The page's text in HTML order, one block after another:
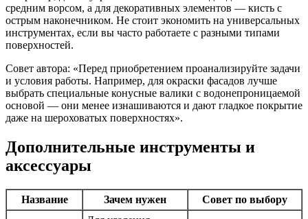
средним ворсом, а для декоративных элементов — кисть с
острым наконечником. Не стоит экономить на универсальных
инструментах, если вы часто работаете с разными типами
поверхностей.
Совет автора: «Перед приобретением проанализируйте задачи
и условия работы. Например, для окраски фасадов лучше
выбрать специальные конусные валики с водонепроницаемой
основой — они менее изнашиваются и дают гладкое покрытие
даже на шероховатых поверхностях».
Дополнительные инструменты и
аксессуары
Название Зачем нужен
Совет по выбору